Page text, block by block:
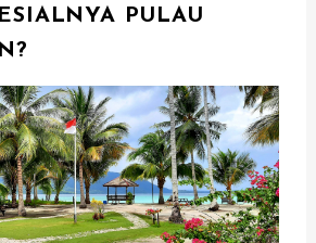
PULAU